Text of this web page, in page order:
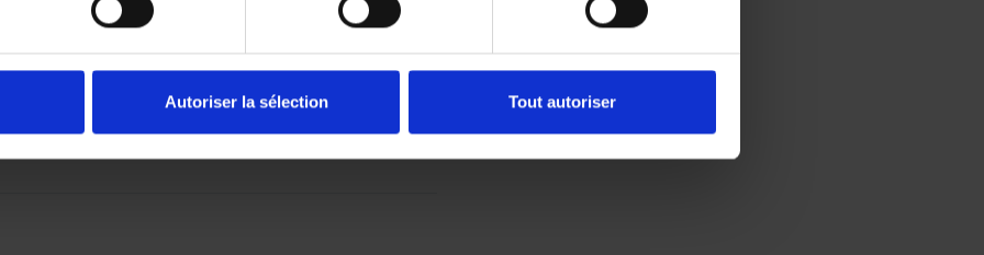
Autoriser la sélection Tout autoriser
Demander un devis